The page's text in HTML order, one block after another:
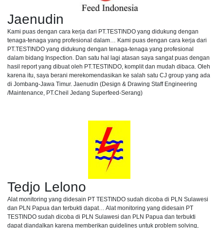
Jaenudin
Kami puas dengan cara kerja dari PT.TESTINDO yang didukung dengan
tenaga-tenaga yang profesional dalam… Kami puas dengan cara kerja dari
PT.TESTINDO yang didukung dengan tenaga-tenaga yang profesional
dalam bidang Inspection. Dan satu hal lagi atasan saya sangat puas dengan
hasil report yang dibuat oleh PT.TESTINDO, komplit dan mudah dibaca. Oleh
karena itu, saya berani merekomendasikan ke salah satu CJ group yang ada
di Jombang-Jawa Timur. Jaenudin (Design & Drawing Staff Engineering
/Maintenance, PT.Cheil Jedang Superfeed-Serang)
Tedjo Lelono
Alat monitoring yang didesain PT TESTINDO sudah dicoba di PLN Sulawesi
dan PLN Papua dan terbukti dapat… Alat monitoring yang didesain PT
TESTINDO sudah dicoba di PLN Sulawesi dan PLN Papua dan terbukti
dapat diandalkan karena memberikan guidelines untuk problem solving,